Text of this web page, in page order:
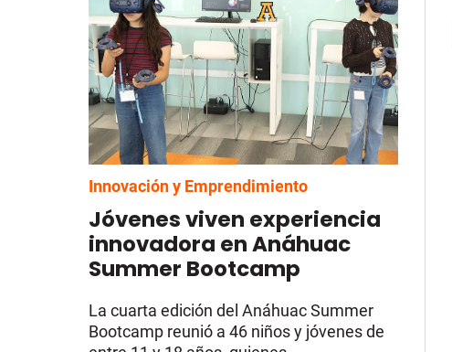
Innovación y Emprendimiento
Jóvenes viven experiencia
innovadora en Anáhuac
Summer Bootcamp
La cuarta edición del Anáhuac Summer
Bootcamp reunió a 46 niños y jóvenes de